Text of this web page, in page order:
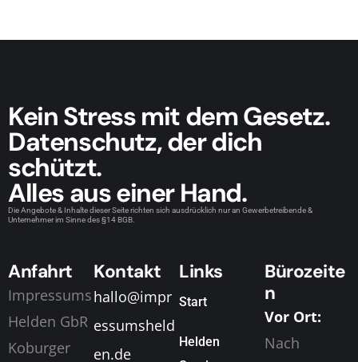
Kein Stress mit dem Gesetz.
Datenschutz, der dich
schützt.
Alles aus einer Hand.
Die Angebote & Inhalte dieser Seite richten sich ausdrücklich nur an Gewerbetreibende &
Unternehmer im Sinne des §14 BGB.
Anfahrt
Impressums
Helden GbR
Koburger
Kontakt
hallo@impr
essumsheld
en.de
Links
Start
Helden
Bürozeite
n
Vor Ort:
Nach